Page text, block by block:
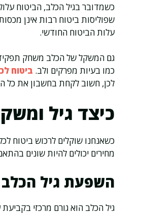
כשמדובר בגיל הכלב, הביטוח
שפוליסות ביטוח רבות אינן
עלות הביטוח החודשי.
גם המשקל של הכלב משחק תפקיד
כמו בעיות מפרקים ולב. ביטוח
לכן, חשוב לקחת בחשבון את כל
כיצד גיל
כשאנחנו שוקלים לרכוש ביטוח
מחירים יכולים להיות שונים
השפעת גיל
גיל הכלב הוא גורם מרכזי בקביעת